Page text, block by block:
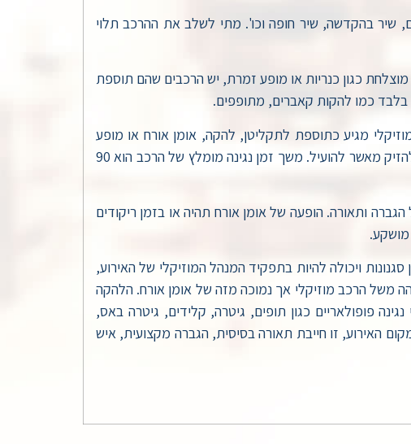
שיר בהקדשה, שיר חופה וכו'. מתי לשלב את ההרכב תלוי
כגון כנריות או מופע זמרת, יש הרכבים שהם תוספת
בלבד כמו להקות קאברים, מתופפים.
מגיע כתוספת לתקליטן, להקה, אומן אורח או מופע
מוזיקלי. המלצה חשובה היא לא להעמיס על האורחים ובכוח ולכפות על ההרכב משך נגינה ממושך, זה יכול יותר להזיק מאשר להועיל. משך זמן נגינה מומלץ של הרכב הוא 90
מגיע עם ציוד מאסיבי של הגברה ותאורה. הופעה של אומן אורח תהיה או בזמן ריקודים
רפרטואר נרחב מאוד ממגוון סגנונות ויכולה להיות בתפקיד המנהל המוזיקלי של האירוע,
משל הרכב מוזיקלי אך נמוכה מזה של אומן אורח. הלהקה
פופולאריים כגון תופים, גיטרה, קלידים, גיטרה באס,
האירוע, זו חייבת תאורה בסיסית, הגברה מקצועית, איש